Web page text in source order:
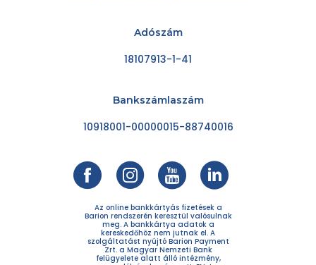
Adószám
18107913-1-41
Bankszámlaszám
10918001-00000015-88740016
Az online bankkártyás fizetések a
Barion rendszerén keresztül valósulnak
meg. A bankkártya adatok a
kereskedőhöz nem jutnak el. A
szolgáltatást nyújtó Barion Payment
Zrt. a Magyar Nemzeti Bank
felügyelete alatt álló intézmény,